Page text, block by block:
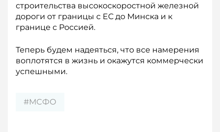
строительства высокоскоростной железной
дороги от границы с ЕС до Минска и к
границе с Россией.
Теперь будем надеяться, что все намерения
воплотятся в жизнь и окажутся коммерчески
успешными.
#МСФО